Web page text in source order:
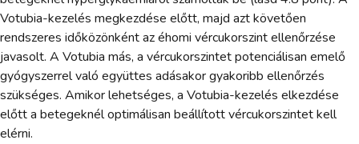
Votubia-kezelés megkezdése előtt, majd azt követően
rendszeres időközönként az éhomi vércukorszint ellenőrzése
javasolt. A Votubia más, a vércukorszintet potenciálisan emelő
gyógyszerrel való együttes adásakor gyakoribb ellenőrzés
szükséges. Amikor lehetséges, a Votubia-kezelés elkezdése
előtt a betegeknél optimálisan beállított vércukorszintet kell
elérni.